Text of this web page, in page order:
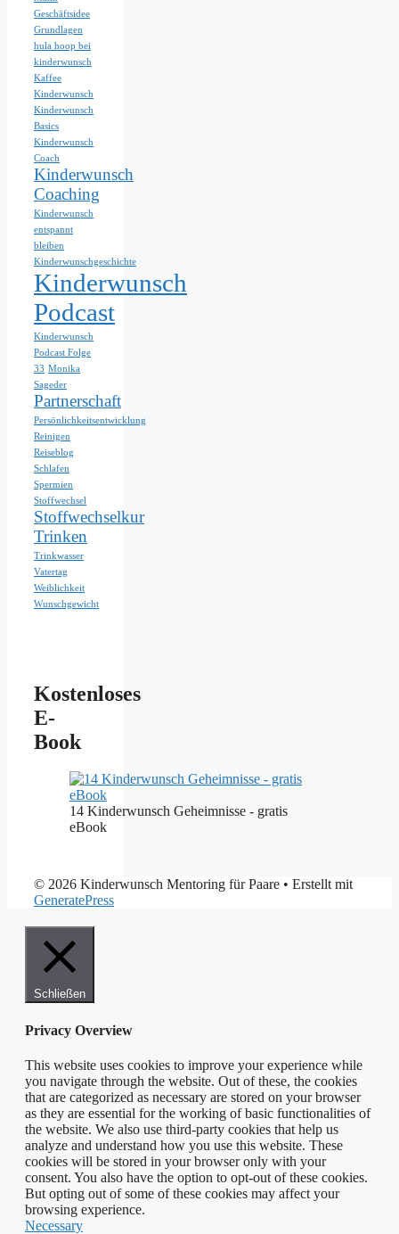
Geschäftsidee
Grundlagen
hula hoop bei
kinderwunsch
Kaffee
Kinderwunsch
Kinderwunsch
Basics
Kinderwunsch
Coach
Kinderwunsch
Coaching
Kinderwunsch
entspannt
bleiben
Kinderwunschgeschichte
Kinderwunsch
Podcast
Kinderwunsch
Podcast Folge
33 Monika
Sageder
Partnerschaft
Persönlichkeitsentwicklung
Reinigen
Reiseblog
Schlafen
Spermien
Stoffwechsel
Stoffwechselkur
Trinken
Trinkwasser
Vatertag
Weiblichkeit
Wunschgewicht
Kostenloses
E-
Book
14 Kinderwunsch Geheimnisse - gratis
eBook
© 2026 Kinderwunsch Mentoring für Paare • Erstellt mit
GeneratePress
Schließen
Privacy Overview
This website uses cookies to improve your experience while
you navigate through the website. Out of these, the cookies
that are categorized as necessary are stored on your browser
as they are essential for the working of basic functionalities of
the website. We also use third-party cookies that help us
analyze and understand how you use this website. These
cookies will be stored in your browser only with your
consent. You also have the option to opt-out of these cookies.
But opting out of some of these cookies may affect your
browsing experience.
Necessary